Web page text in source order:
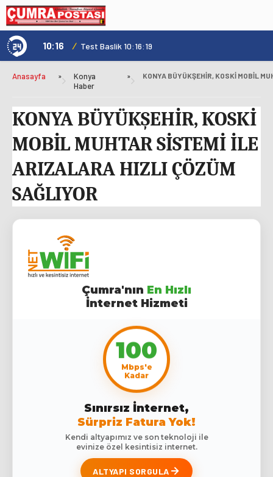
10:16 / Test Baslik 10:16:19
Anasayfa »
Konya
Haber
»
KONYA BÜYÜKŞEHİR, KOSKİ
MOBİL MUHTAR SİSTEMİ İLE
ARIZALARA HIZLI ÇÖZÜM
SAĞLIYOR
Çumra'nın En Hızlı
İnternet Hizmeti
100
Mbps'e
Kadar
Sınırsız İnternet,
Sürpriz Fatura Yok!
Kendi altyapımız ve son teknoloji ile
evinize özel kesintisiz internet.
ALTYAPI SORGULA